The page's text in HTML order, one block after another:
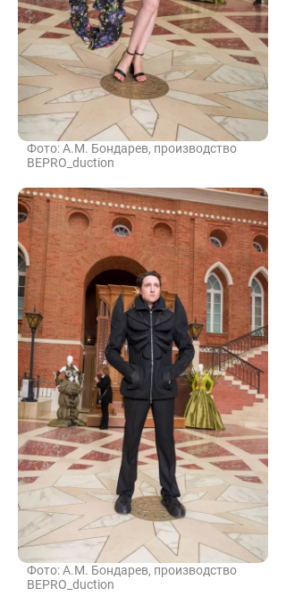
Фото: А.М. Бондарев, производство
BEPRO_duction
Фото: А.М. Бондарев, производство
BEPRO_duction